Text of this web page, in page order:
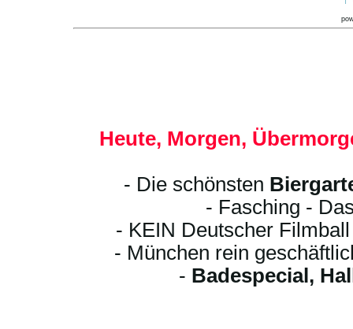
Heute, Morgen,
- Die schönsten
- Fasching -
- KEIN Deutscher
- München rein
- Badespecial,